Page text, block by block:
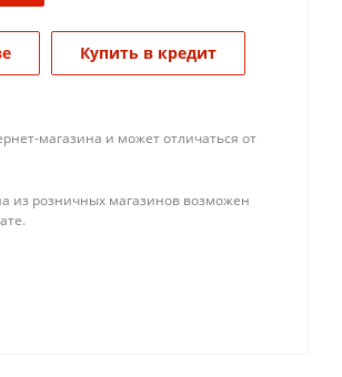
Купить в кредит
магазина и может отличаться от
из розничных магазинов возможен